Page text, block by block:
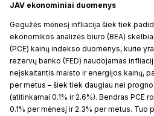
JAV ekonominiai duomenys
Gegužės mėnesį infliacija šiek tiek
ekonomikos analizės biuro (BEA)
(PCE) kainų indekso duomenys, kurie
rezervų banko (FED) naudojamas
neįskaitantis maisto ir energijos kainų,
per metus – šiek tiek daugiau nei
(atitinkamai 0.1% ir 2.6%). Bendras PCE
0.1% per mėnesį ir 2.3% per metus.